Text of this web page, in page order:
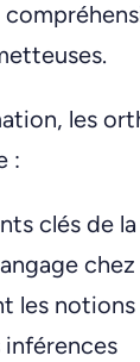
les
:
clés de la
chez
les notions
inférences